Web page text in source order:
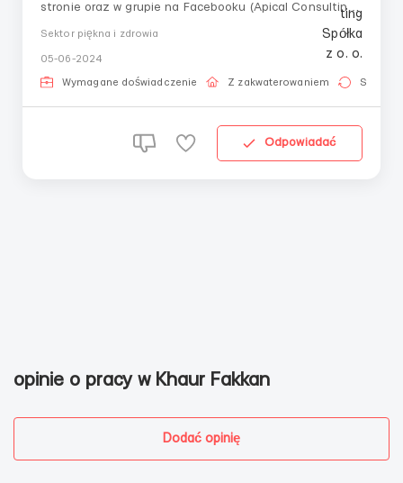
stronie oraz w grupie na Facebooku (Apical Consulting
Praca)! ____________________________
zakwaterowanie Pozostałe szczegóły na rozmowie
kwalifikacyjnej
Sektor piękna i zdrowia
05-06-2024
Wymagane doświadczenie Z zakwaterowaniem Stała
Odpowiadać
opinie o pracy w Khaur Fakkan
Dodać opinię